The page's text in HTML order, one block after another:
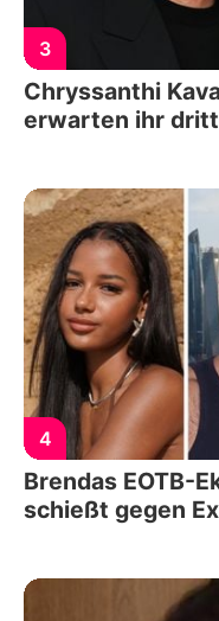
3
Chryssanthi
erwarten ihr
4
Brendas EOTB-
schießt gegen